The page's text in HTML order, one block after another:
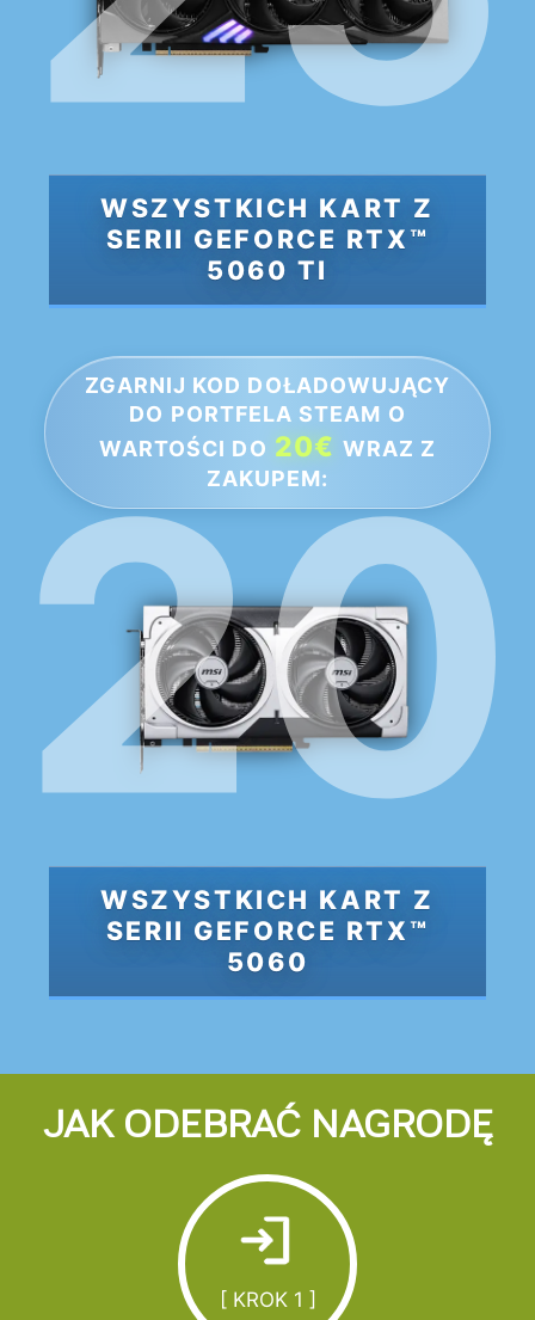
WSZYSTKICH KART Z
SERII GEFORCE RTX™
5060 TI
ZGARNIJ KOD DOŁADOWUJĄCY
DO PORTFELA STEAM O
WARTOŚCI DO 20€ WRAZ Z
ZAKUPEM:
WSZYSTKICH KART Z
SERII GEFORCE RTX™
5060
JAK ODEBRAĆ NAGRODĘ
[ KROK 1 ]